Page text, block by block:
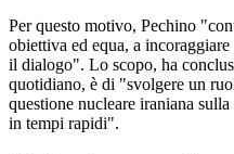
Per questo motivo, Pechino
obiettiva ed equa, a
il dialogo". Lo scopo, ha
quotidiano, è di "svolgere un
questione nucleare iraniana
in tempi rapidi".